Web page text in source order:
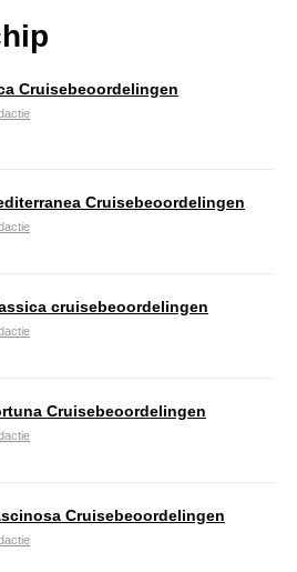
Cruisebeoordelingen
Cruisebeoordelingen
cruisebeoordelingen
Cruisebeoordelingen
Cruisebeoordelingen